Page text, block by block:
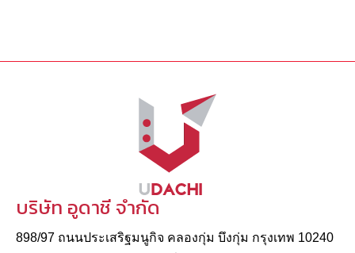
บริษัท อูดาชี จำกัด
898/97 ถนนประเสริฐมนูกิจ คลองกุ่ม บึงกุ่ม กรุงเทพ 10240